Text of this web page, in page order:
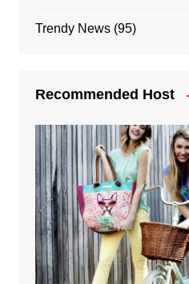
Trendy News(95)
Recommended Host